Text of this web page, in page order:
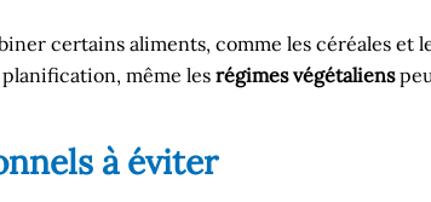
certains aliments, comme les céréales
même les régimes végétaliens
à éviter